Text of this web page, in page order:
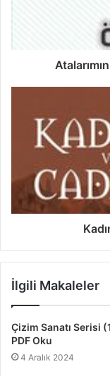
İlgili Makaleler
Çizim Sanatı Serisi
PDF Oku
4 Aralık 2024